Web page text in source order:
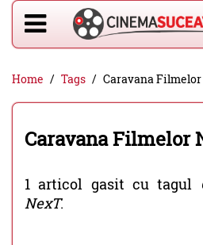
Home Tags Caravana
Caravana Filmelor
1 articol gasit cu tagul
NexT.